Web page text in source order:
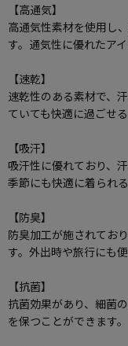
【高通気】
高通気性素材を使用し
す。通気性に優れたアイ
【速乾】
速乾性のある素材で、
ていても快適に過ごせ
【吸汗】
吸汗性に優れており、
季節にも快適に着られ
【防臭】
防臭加工が施されてお
す。外出時や旅行にも便
【抗菌】
抗菌効果があり、細菌
を保つことができます。